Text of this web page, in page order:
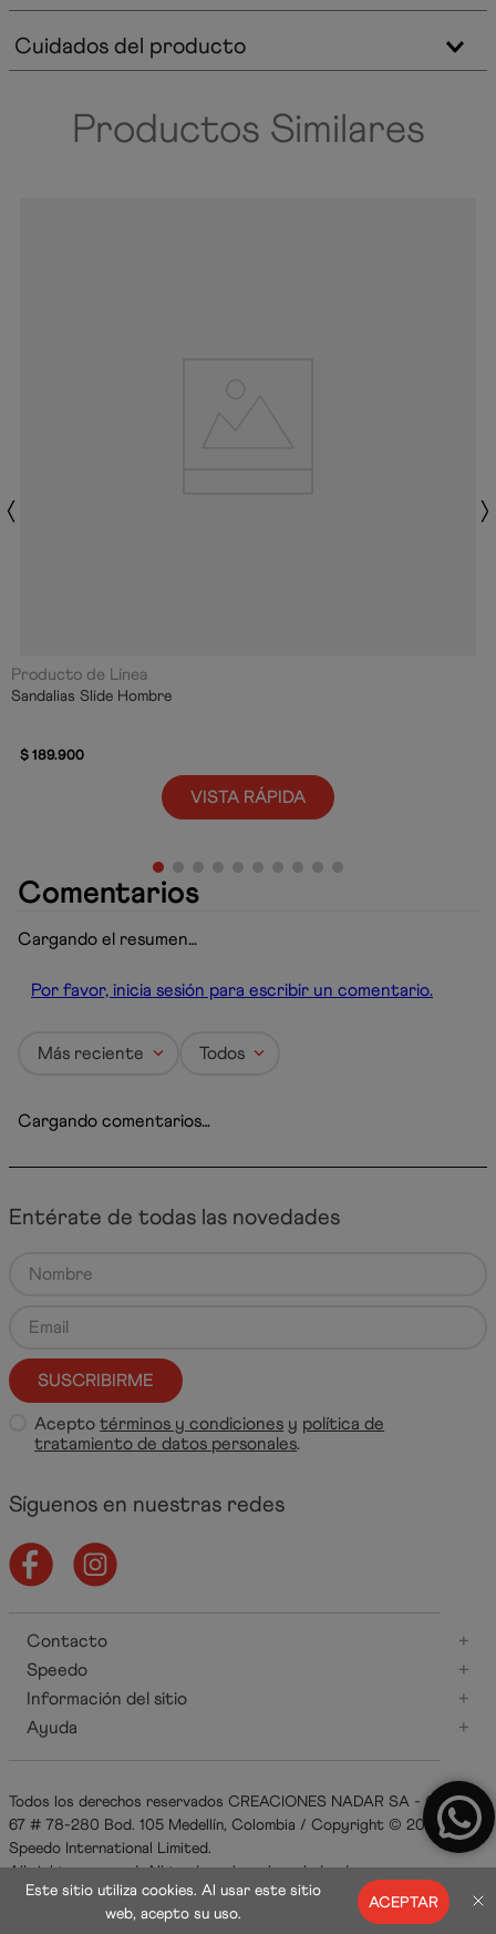
Cuidados del producto
Productos Similares
Producto de Línea
Sandalias Slide Hombre
$189.900
VISTA RÁPIDA
Comentarios
Cargando el resumen…
Por favor, inicia sesión para escribir un comentario.
Más reciente Todos
Cargando comentarios…
Entérate de todas las novedades
SUSCRIBIRME
Aceptotérminos y condiciones y política de
tratamiento de datos personales.
Síguenos en nuestras redes
Contacto
+
Speedo
+
Información del sitio
+
Ayuda
+
Todos los derechos reservados CREACIONES NADAR SA - Carrera
67 # 78-280 Bod. 105 Medellín, Colombia / Copyright © 2021
Speedo International Limited.
All rights reserved. All trademarks acknowledged.
ACEPTAR
Este sitio utiliza cookies. Al usar este sitio
web, acepto su uso.